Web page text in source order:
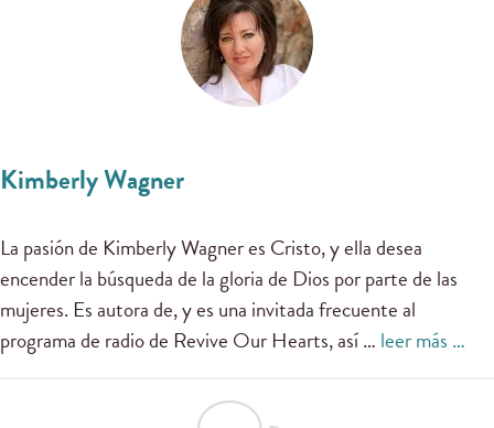
Kimberly Wagner
La pasión de Kimberly Wagner es Cristo, y ella desea
encender la búsqueda de la gloria de Dios por parte de las
mujeres. Es autora de, y es una invitada frecuente al
programa de radio de Revive Our Hearts, así … leer más …